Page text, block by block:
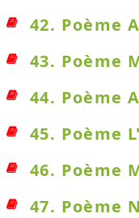
42. Poème
43. Poème
44. Poème
45. Poème
46. Poème
47. Poème